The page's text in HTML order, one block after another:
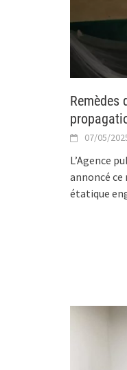
Remèdes
07/05/
L’Agence
annoncé ce
étatique